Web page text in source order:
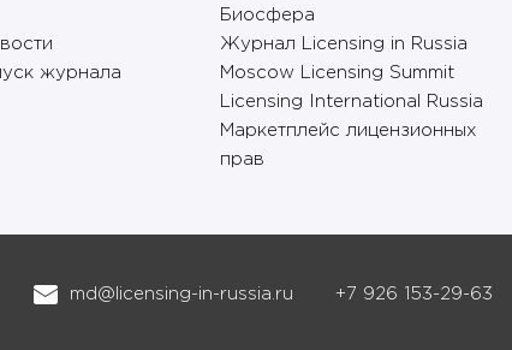
журнала
Биосфера
Журнал Licensing in Russia
Moscow Licensing Summit
Licensing International Russia
Маркетплейс лицензионных
прав
md@licensing-in-russia.ru +7 926 153-29-63